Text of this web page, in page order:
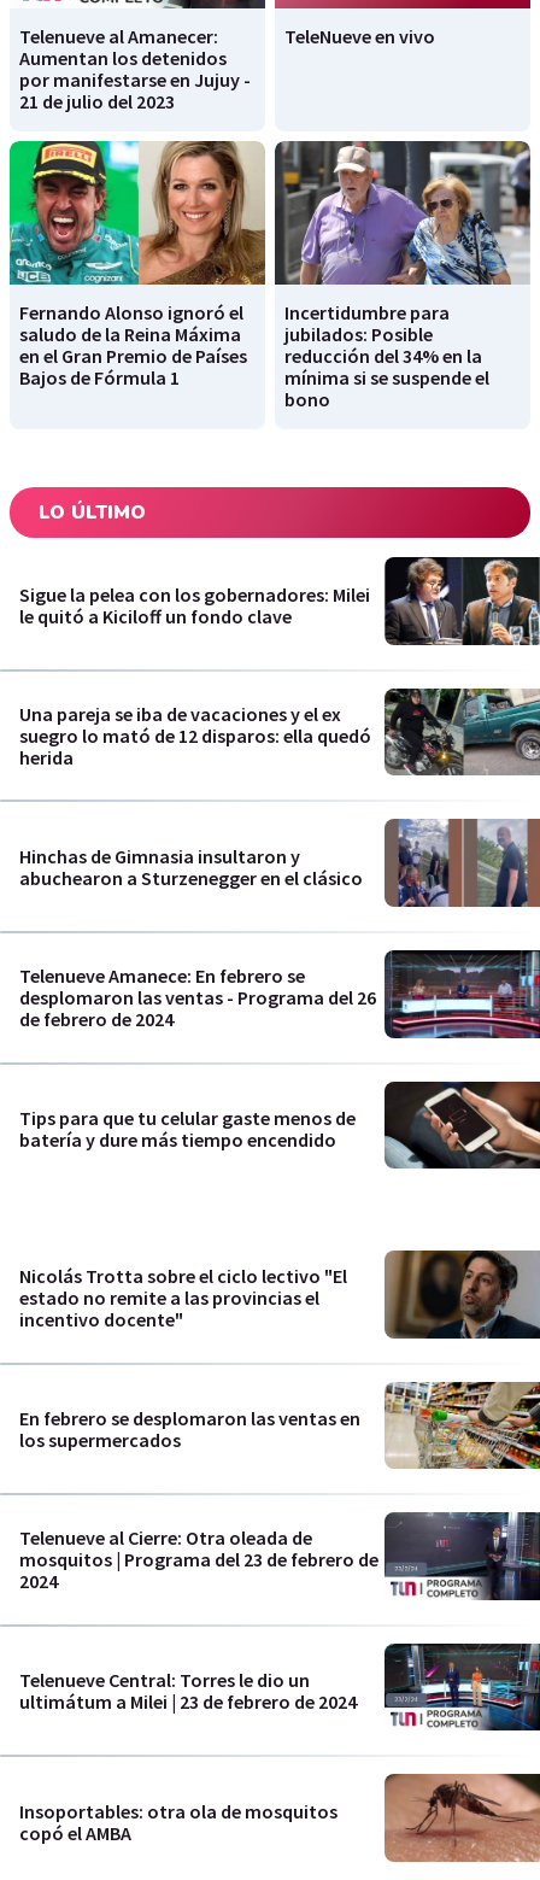
Telenueve al Amanecer:
Aumentan los detenidos
por manifestarse en Jujuy -
21 de julio del 2023
TeleNueve en vivo
Fernando Alonso ignoró el
saludo de la Reina Máxima
en el Gran Premio de Países
Bajos de Fórmula 1
Incertidumbre para
jubilados: Posible
reducción del 34% en la
mínima si se suspende el
bono
LO ÚLTIMO
Sigue la pelea con los gobernadores: Milei
le quitó a Kiciloff un fondo clave
Una pareja se iba de vacaciones y el ex
suegro lo mató de 12 disparos: ella quedó
herida
Hinchas de Gimnasia insultaron y
abuchearon a Sturzenegger en el clásico
Telenueve Amanece: En febrero se
desplomaron las ventas - Programa del 26
de febrero de 2024
Tips para que tu celular gaste menos de
batería y dure más tiempo encendido
Nicolás Trotta sobre el ciclo lectivo "El
estado no remite a las provincias el
incentivo docente"
En febrero se desplomaron las ventas en
los supermercados
Telenueve al Cierre: Otra oleada de
mosquitos | Programa del 23 de febrero de
2024
Telenueve Central: Torres le dio un
ultimátum a Milei | 23 de febrero de 2024
Insoportables: otra ola de mosquitos
copó el AMBA